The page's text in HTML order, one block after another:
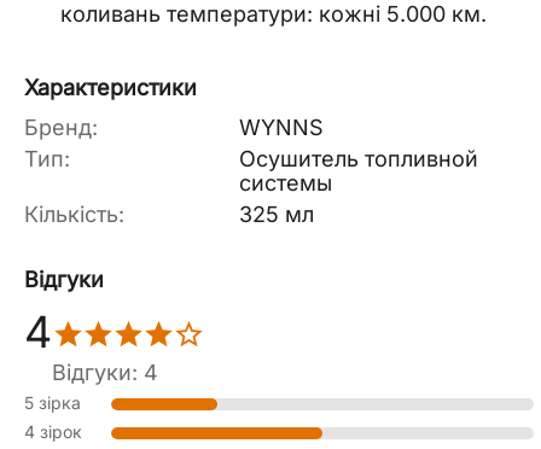
коливань температури: кожні 5.000 км.
Характеристики
Бренд:
WYNNS
Тип:
Осушитель топливной
системы
Кількість:
325 мл
Відгуки
4
Відгуки: 4
5 зірка
4 зірок